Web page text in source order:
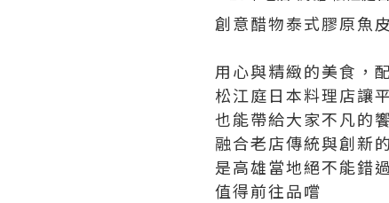
創意醋物泰式膠原魚
用心與精緻的美食，
松江庭日本料理店讓
也能帶給大家不凡的
融合老店傳統與創新
是高雄當地絕不能錯
值得前往品嚐